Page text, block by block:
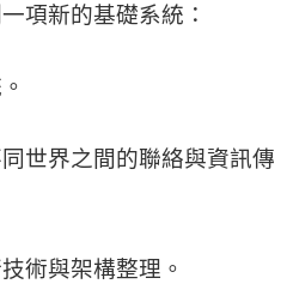
項新的基礎系統：
世界之間的聯絡與資訊傳
術與架構整理。